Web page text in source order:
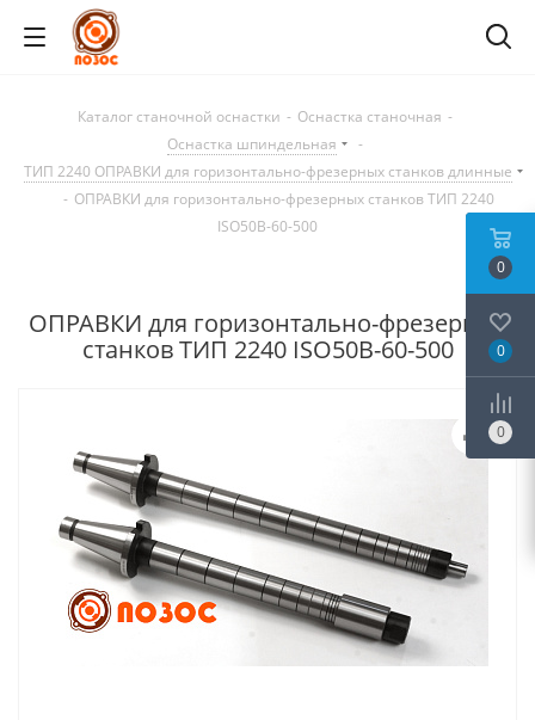
Каталог станочной оснастки - Оснастка станочная -
Оснастка шпиндельная
-
ТИП 2240 ОПРАВКИ для горизонтально-фрезерных станков длинные
- ОПРАВКИ для горизонтально-фрезерных станков ТИП 2240
ISO50B-60-500
ОПРАВКИ для горизонтально-фрезерных
станков ТИП 2240 ISO50B-60-500
0
0
0